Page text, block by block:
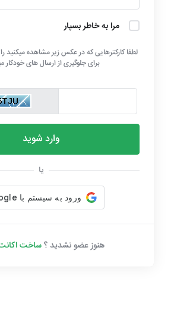
مرا به خاطر بسپار
لطفا کارکترهایی که در عکس زیر مشاهده میکنید
برای جلوگیری از ارسال های خودکار
وارد شوید
یا
هنوز عضو نشدید ؟ساخت